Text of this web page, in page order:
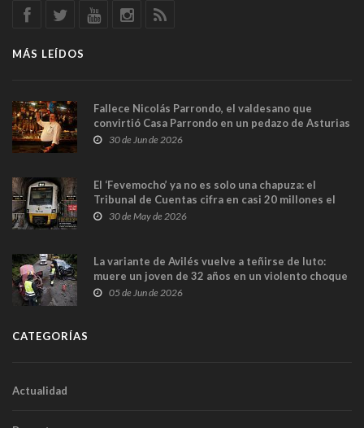
MÁS LEÍDOS
Fallece Nicolás Parrondo, el valdesano que
convirtió Casa Parrondo en un pedazo de Asturias
en Madrid
30 de Jun de 2026
El ‘Fevemocho’ ya no es solo una chapuza: el
Tribunal de Cuentas cifra en casi 20 millones el
sobrecoste de los trenes que no cabían por los
30 de May de 2026
La variante de Avilés vuelve a teñirse de luto:
muere un joven de 32 años en un violento choque
frontal
05 de Jun de 2026
CATEGORÍAS
Actualidad